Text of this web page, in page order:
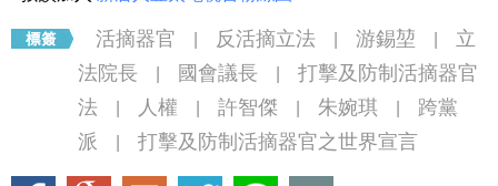
活摘器官 反活摘立法 游錫堃
立
法院長
國會議長
打擊及防制活摘器官
法
人權 許智傑 朱婉琪
跨黨
派
打擊及防制活摘器官之世界宣言